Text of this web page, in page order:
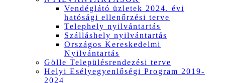
Vendéglátó üzletek 2024. évi
hatósági ellenőrzési terve
Telephely nyilvántartás
Szálláshely nyilvántartás
Országos Kereskedelmi
Nyilvántartás
Gölle Településrendezési terve
Helyi Esélyegyenlőségi Program 2019-
2024